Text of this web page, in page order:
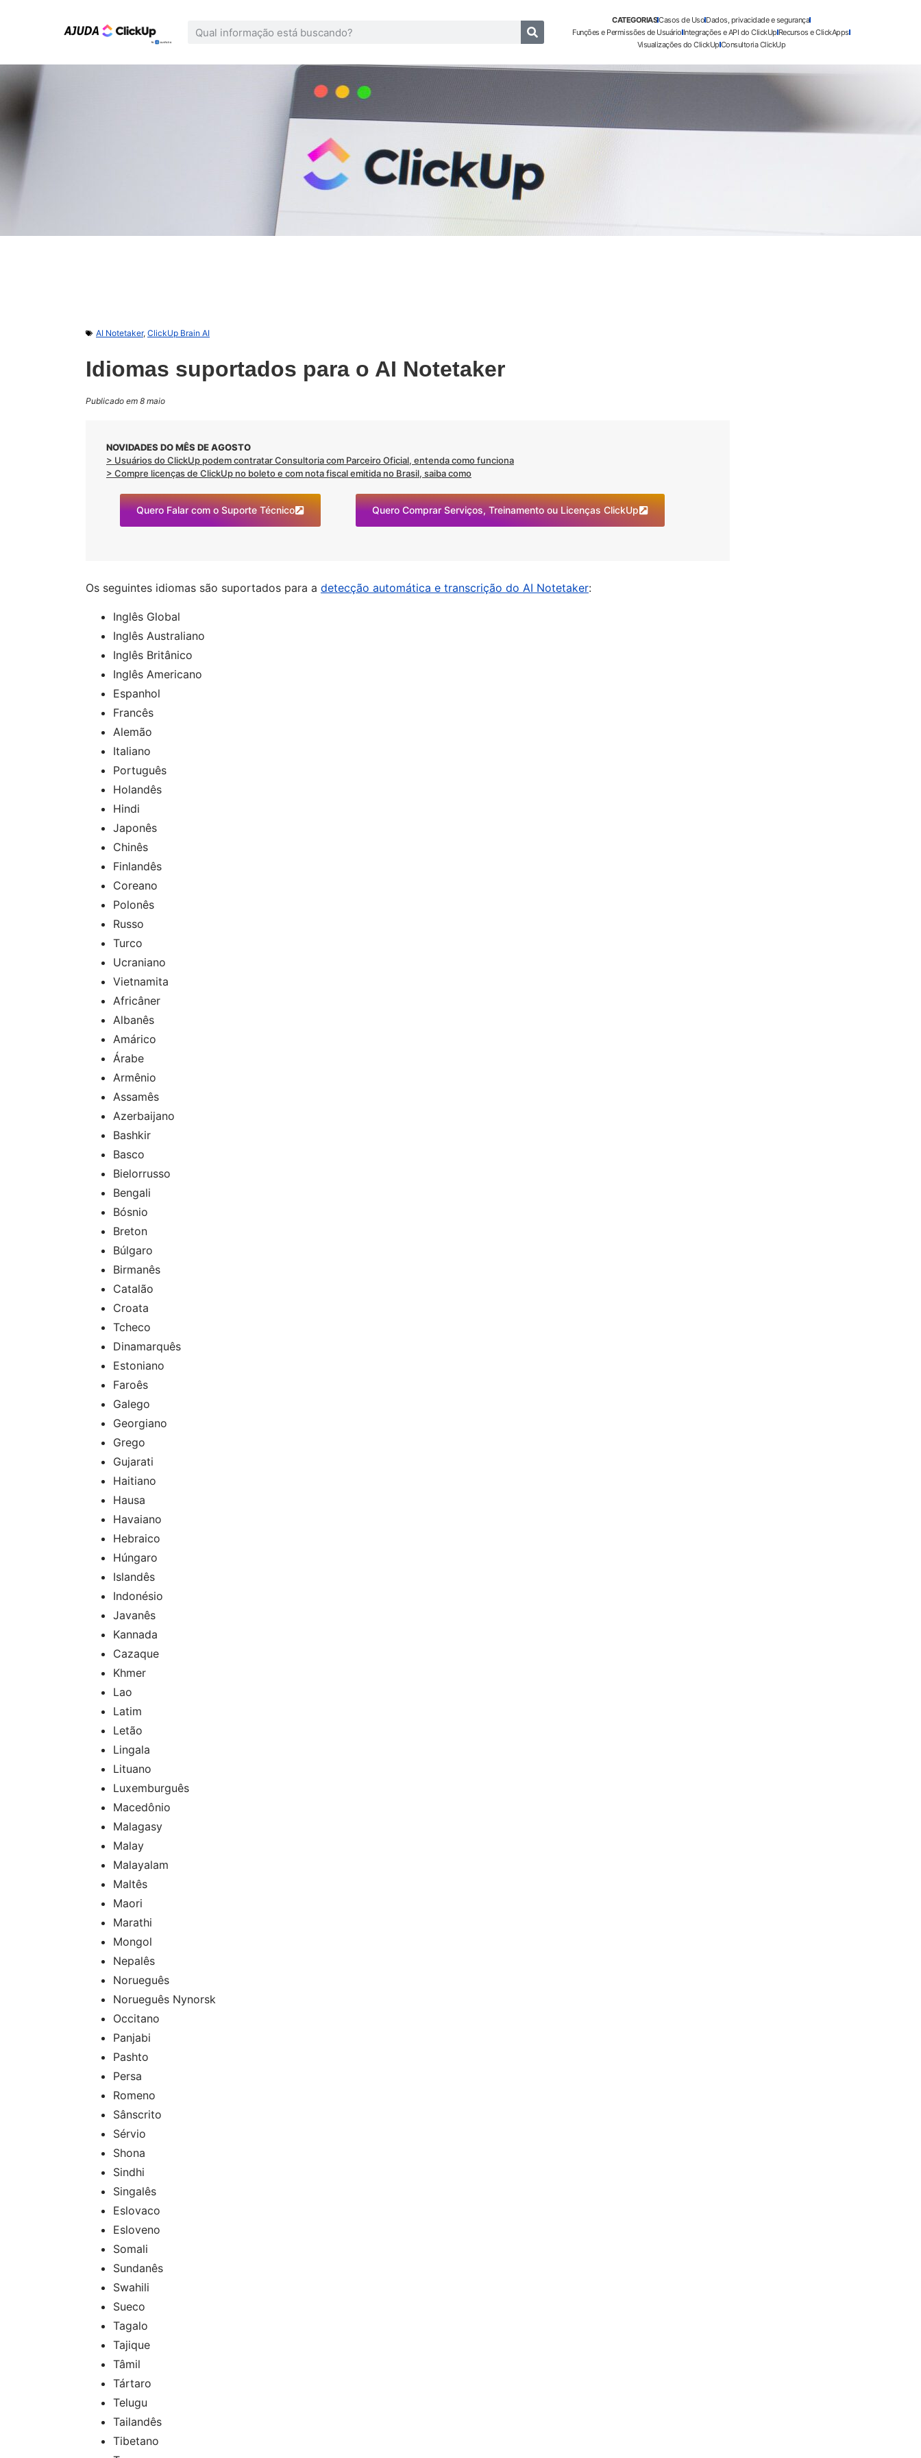
CATEGORIASCasos de Uso Dados, privacidade e segurança
Funções e Permissões de UsuárioIntegrações e API do ClickUpRecursos e ClickApps
Visualizações do ClickUpConsultoria ClickUp
AI Notetaker, ClickUp Brain AI
Idiomas suportados para o AI Notetaker
Publicado em 8 maio
NOVIDADES DO MÊS DE AGOSTO
> Usuários do ClickUp podem contratar Consultoria com Parceiro Oficial, entenda como funciona
> Compre licenças de ClickUp no boleto e com nota fiscal emitida no Brasil, saiba como
Quero Falar com o Suporte Técnico Quero Comprar Serviços, Treinamento ou Licenças ClickUp
Os seguintes idiomas são suportados para a detecção automática e transcrição do AI Notetaker:
Inglês Global
Inglês Australiano
Inglês Britânico
Inglês Americano
Espanhol
Francês
Alemão
Italiano
Português
Holandês
Hindi
Japonês
Chinês
Finlandês
Coreano
Polonês
Russo
Turco
Ucraniano
Vietnamita
Africâner
Albanês
Amárico
Árabe
Armênio
Assamês
Azerbaijano
Bashkir
Basco
Bielorrusso
Bengali
Bósnio
Breton
Búlgaro
Birmanês
Catalão
Croata
Tcheco
Dinamarquês
Estoniano
Faroês
Galego
Georgiano
Grego
Gujarati
Haitiano
Hausa
Havaiano
Hebraico
Húngaro
Islandês
Indonésio
Javanês
Kannada
Cazaque
Khmer
Lao
Latim
Letão
Lingala
Lituano
Luxemburguês
Macedônio
Malagasy
Malay
Malayalam
Maltês
Maori
Marathi
Mongol
Nepalês
Norueguês
Norueguês Nynorsk
Occitano
Panjabi
Pashto
Persa
Romeno
Sânscrito
Sérvio
Shona
Sindhi
Singalês
Eslovaco
Esloveno
Somali
Sundanês
Swahili
Sueco
Tagalo
Tajique
Tâmil
Tártaro
Telugu
Tailandês
Tibetano